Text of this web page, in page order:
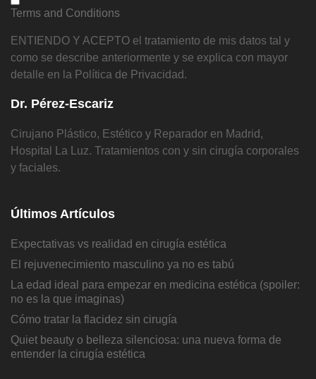
Terms and Conditions
ENTIENDO Y ACEPTO el tratamiento de mis datos tal y
como se describe anteriormente y se explica con mayor
detalle en la Política de Privacidad.
Dr. Pérez-Escariz
Cirujano Plástico, Estético y Reparador en Madrid,
Hospital La Luz. Tratamientos con y sin cirugía corporales
y faciales.
Últimos Artículos
Expectativas vs realidad en cirugía estética
El rejuvenecimiento masculino ya no es tabú
La edad ideal para empezar en medicina estética (spoiler:
no es la que imaginas)
Cómo tratar la flacidez sin cirugía
Quiet beauty o belleza silenciosa: una nueva forma de
entender la cirugía estética